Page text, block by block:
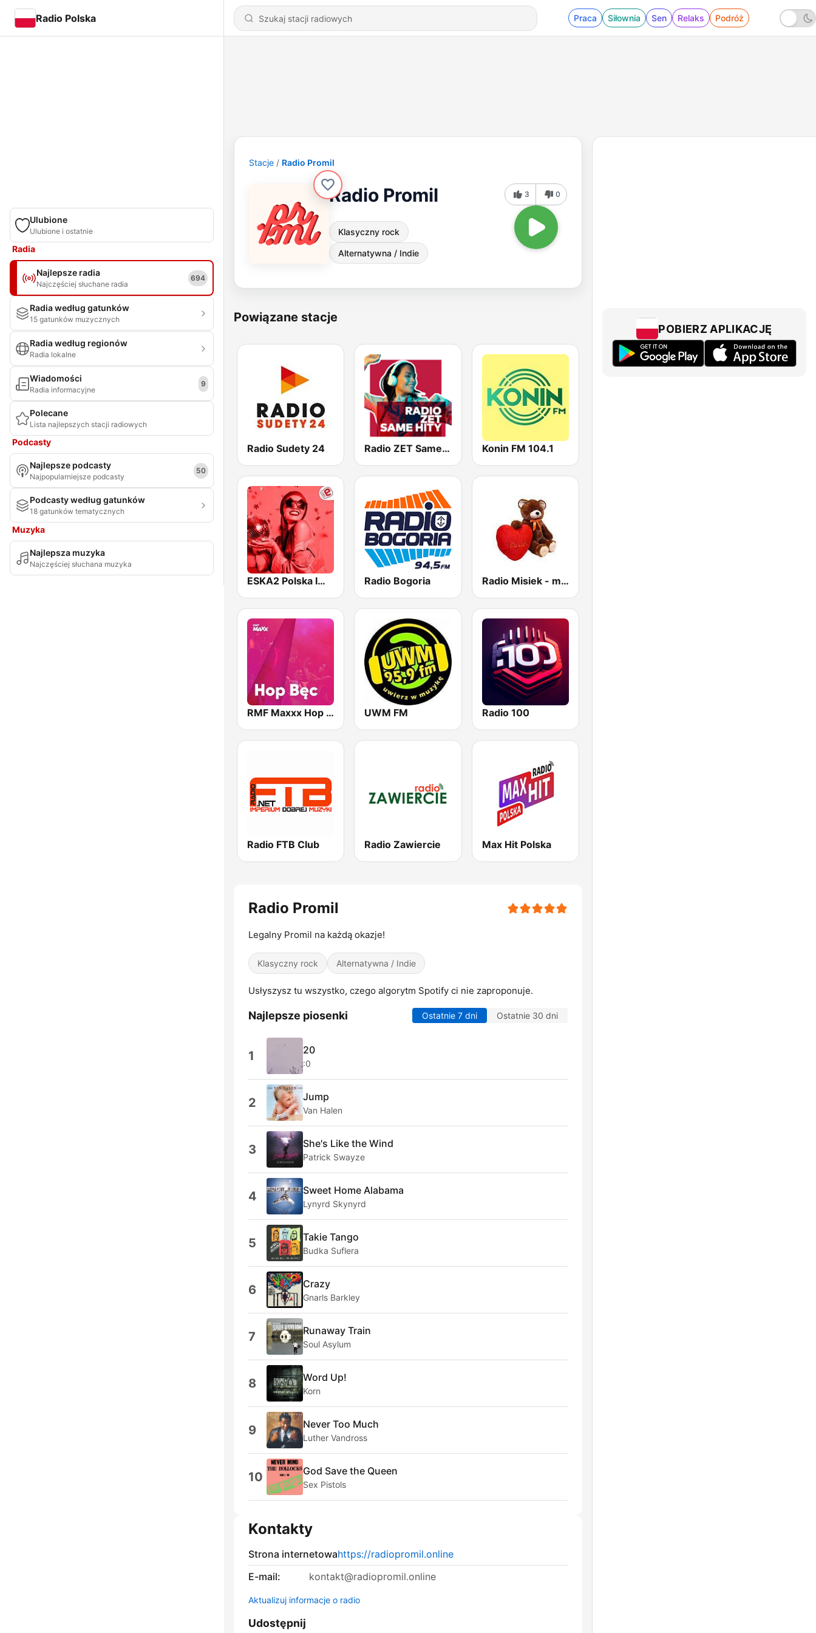
Radio Polska Praca Siłownia Sen Relaks Podróż
Ulubione
Ulubione i ostatnie
Radia
Najlepsze radia
Najczęściej słuchane radia
694
Radia według gatunków
15 gatunków muzycznych
Radia według regionów
Radia lokalne
Wiadomości
Radia informacyjne
9
Polecane
Lista najlepszych stacji radiowych
Podcasty
Najlepsze podcasty
Najpopularniejsze podcasty
50
Podcasty według gatunków
18 gatunków tematycznych
Muzyka
Najlepsza muzyka
Najczęściej słuchana muzyka
Stacje Radio Promil
Radio Promil
Klasyczny rock
Alternatywna / Indie
3 0
Powiązane stacje
Radio Sudety 24 Radio ZET Same Hity Konin FM 104.1
ESKA2 Polska Impreza Radio Bogoria Radio Misiek - muzyka biesiadna
RMF Maxxx Hop Bec UWM FM Radio 100
Radio FTB Club Radio Zawiercie Max Hit Polska
Radio Promil
Legalny Promil na każdą okazje!
Klasyczny rock Alternatywna / Indie
Usłyszysz tu wszystko, czego algorytm Spotify ci nie zaproponuje.
Najlepsze piosenki Ostatnie 7 dni Ostatnie 30 dni
1 20
:0
2 Jump
Van Halen
3 She's Like the Wind
Patrick Swayze
4 Sweet Home Alabama
Lynyrd Skynyrd
5 Takie Tango
Budka Suflera
6 Crazy
Gnarls Barkley
7 Runaway Train
Soul Asylum
8 Word Up!
Korn
9 Never Too Much
Luther Vandross
10 God Save the Queen
Sex Pistols
Kontakty
Strona internetowahttps://radiopromil.online
E-mail:
kontakt@radiopromil.online
Aktualizuj informacje o radio
Udostępnij
POBIERZ APLIKACJĘ